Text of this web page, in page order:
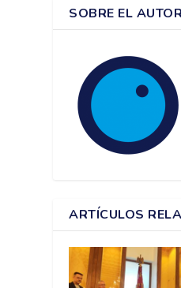
SOBRE EL AUTOR
ARTÍCULOS